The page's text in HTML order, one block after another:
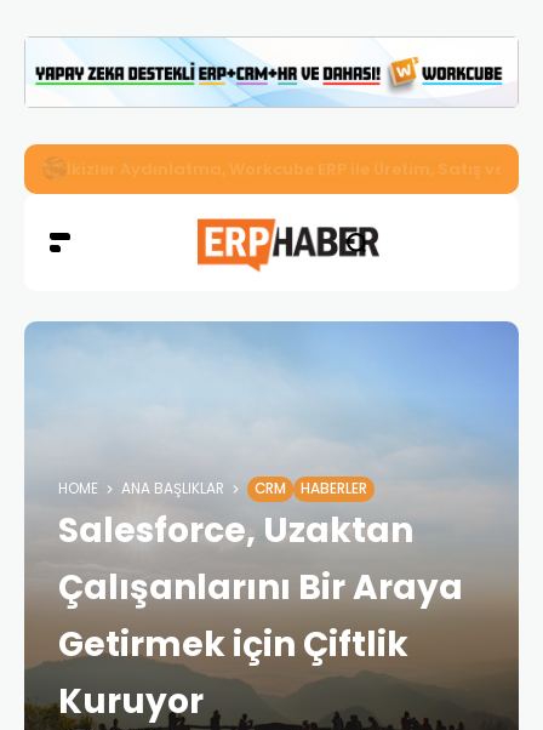
İkizler Aydınlatma, Workcube ERP ile Üretim, Satış ve
HOME ANA BAŞLIKLAR CRM HABERLER
Salesforce, Uzaktan
Çalışanlarını Bir Araya
Getirmek için Çiftlik
Kuruyor